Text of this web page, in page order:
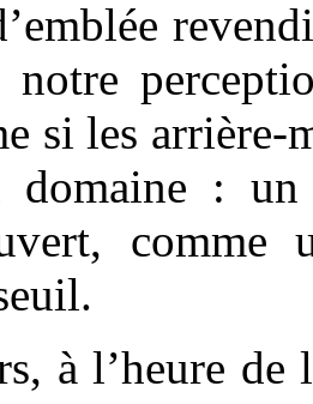
si les arrière-
domaine : un
comme
à l’heure de